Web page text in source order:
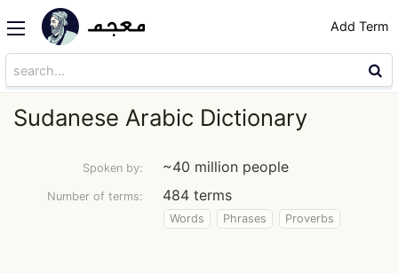
Add Term
Sudanese Arabic Dictionary
Spoken by: ~40 million people
Number of terms: 484 terms
Words Phrases Proverbs